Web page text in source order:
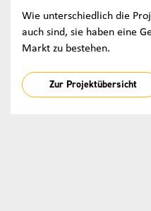
Wie unterschiedlich die
auch sind, sie haben eine
Markt zu bestehen.
Zur Projektübersicht